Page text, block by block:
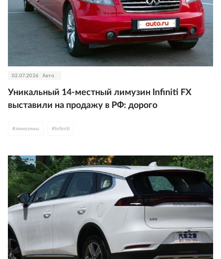
02.07.2026 Авто
Уникальный 14-местный лимузин Infiniti FX
выставили на продажу в РФ: дорого
#лимузины # Infiniti